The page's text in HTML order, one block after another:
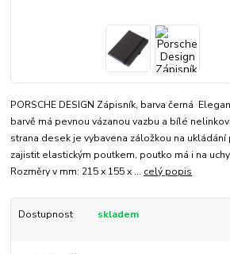
PORSCHE DESIGN Zápisník, barva černá
barvě má pevnou vázanou vazbu a bílé
strana desek je vybavena záložkou na
zajistit elastickým poutkem, poutko má i na
Rozměry v mm: 215 x 155 x ... celý popis
Dostupnost skladem